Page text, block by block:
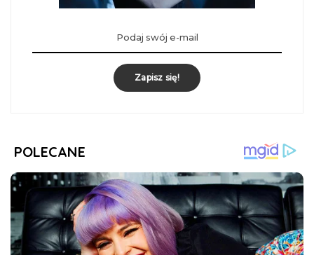
Zapisz się!